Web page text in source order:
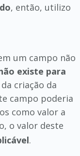
, então, utilizo
um campo não
existe para
criação da
campo poderia
como valor a
o valor deste
.